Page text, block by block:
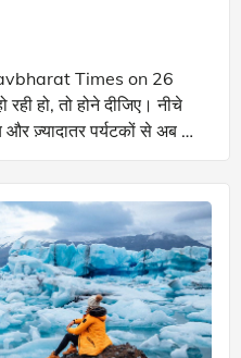
Times on 26
ज़्यादातर पर्यटकों से अब भी